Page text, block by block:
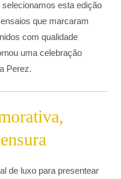
esta edição
que marcaram
com qualidade
uma celebração
Perez.
de luxo para presentear